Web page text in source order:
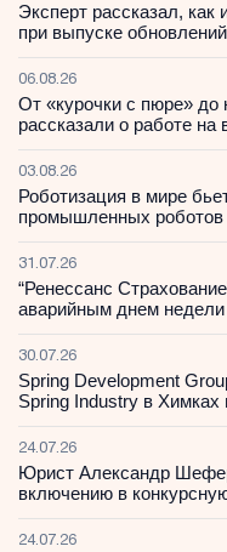
Эксперт рассказал, как
при выпуске обновлений
06.08.26
От «курочки с пюре» до
рассказали о работе на
03.08.26
Роботизация в мире
промышленных роботов
31.07.26
“Ренессанс
аварийным днем недели
30.07.26
Spring Development
Spring Industry в
24.07.26
Юрист Александр
включению в
24.07.26